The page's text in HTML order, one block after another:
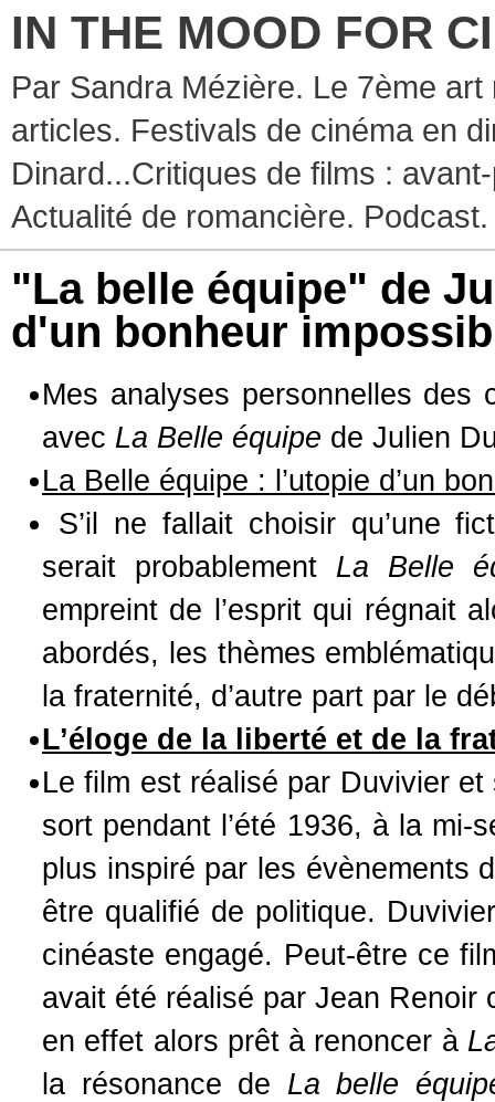
IN THE MOOD FOR
Par Sandra Mézière. Le 7ème
articles. Festivals de cinéma en
Dinard...Critiques de films :
Actualité de romancière. Podcast.
"La belle équipe" de
d'un bonheur
Mes analyses personnelles des
avec La Belle équipe de Julien
La Belle équipe : l’utopie d’un
S’il ne fallait choisir qu’une
serait probablement La Belle
empreint de l’esprit qui régnait
abordés, les thèmes
la fraternité, d’autre part par le
L’éloge de la liberté et de la
Le film est réalisé par Duvivier
sort pendant l’été 1936, à la
plus inspiré par les évènements
être qualifié de politique.
cinéaste engagé. Peut-être ce
avait été réalisé par Jean Renoir
en effet alors prêt à renoncer à
la résonance de La belle